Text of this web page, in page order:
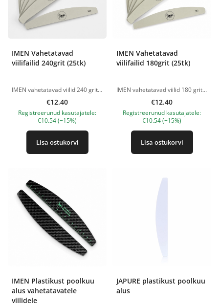
IMEN Vahetatavad
viilifailid 240grit (25tk)
IMEN vahetatavad viilid 240 grit on ühekordsed isekleepuvad poolkuu kujulised viilid, mis on mõeldud kasutamiseks IMEN plastikust vahetatavate viilide alusega. Pehme 240 grit abrasiivsus sobib naturaalsete küünte pikkuse ja kuju õrnaks korrigeerimiseks, küüneplaadi pinna silumiseks, viimistlemiseks ning naha delikaatseks töötlemiseks viilmaniküüris. Tugev liimikiht kinnitab viili töö ajal kindlalt alusele. Pärast protseduuri saab kasutatud abrasiivi hõlpsalt eemaldada ja ära visata, mis aitab järgida klientidega töötamisel hügieeninõudeid. Eelised abrasiivsus 240 grit; sobib naturaalsete küünte õrnaks töötlemiseks; Half Moon ehk poolkuu kuju; isekleepuv tagakülg; kindel fikseerimine töö ajal; ühekordseks kasutamiseks; mugav professionaalseks tööks; võimaldab kasutada iga kliendi jaoks uut viili. Pakendis: 25 tk. IMEN plastikust alus müüakse eraldi. Tootepildid on illustratiivsed. Küsimuste korral ootame alati Sinu meili nanatallinn@gmail.com
€12.40
Registreerunud kasutajatele:
€10.54 (−15%)
Lisa ostukorvi
IMEN Vahetatavad
viilifailid 180grit (25tk)
IMEN vahetatavad viilid 180 grit on ühekordsed isekleepuvad poolkuu kujulised viilid, mis on mõeldud kasutamiseks IMEN plastikust vahetatavate viilide alusega. Karedus 180 grit sobib küünte pikkuse ja kuju korrigeerimiseks, naturaalsete ja kunstküünte viilimiseks, küüneplaadi ettevalmistamiseks ning tugevamate nahapiirkondade töötlemiseks viilmaniküüris. Tugev liimikiht kinnitab viili töö ajal kindlalt alusele. Pärast protseduuri saab kasutatud abrasiivi hõlpsalt eemaldada ja ära visata, mis aitab järgida klientidega töötamisel hügieeninõudeid. Eelised karedus 180 grit; sobib maniküüriks ja viilmaniküüriks; Half Moon ehk poolkuu kuju; isekleepuv tagakülg; kindel fikseerimine töö ajal; ühekordseks kasutamiseks; mugav professionaalseks tööks; võimaldab kasutada iga kliendi jaoks uut viili. Pakendis: 25 tk. IMEN plastikust alus müüakse eraldi. Tootepildid on illustratiivsed. Küsimuste korral ootame alati Sinu meili nanatallinn@gmail.com
€12.40
Registreerunud kasutajatele:
€10.54 (−15%)
Lisa ostukorvi
IMEN Plastikust poolkuu
alus vahetatavatele
viilidele
JAPURE plastikust poolkuu
alus